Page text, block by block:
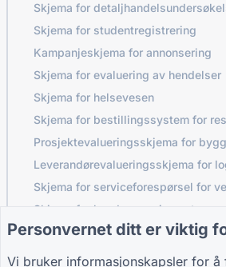
Skjema for
Skjema for studentregistrering
Kampanjeskjema for annonsering
Skjema for evaluering av hendelser
Skjema for helsevesen
Skjema for bestillingssystem for
Prosjektevalueringsskjema for
Leverandørevalueringsskjema for
Skjema for serviceforespørsel for
Skjema for kundeengasjement
Personvernet ditt er viktig
Vi bruker informasjonskapsler for å